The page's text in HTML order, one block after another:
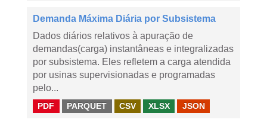
Demanda Máxima Diária por Subsistema
Dados diários relativos à apuração de
demandas(carga) instantâneas e integralizadas
por subsistema. Eles refletem a carga atendida
por usinas supervisionadas e programadas
pelo...
PDF PARQUET CSV XLSX JSON